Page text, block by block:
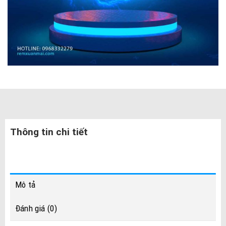
Thông tin chi tiết
Mô tả
Đánh giá (0)